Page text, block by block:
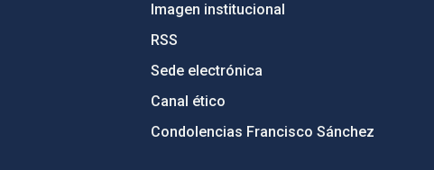
Imagen institucional
RSS
Sede electrónica
Canal ético
Condolencias Francisco Sánchez